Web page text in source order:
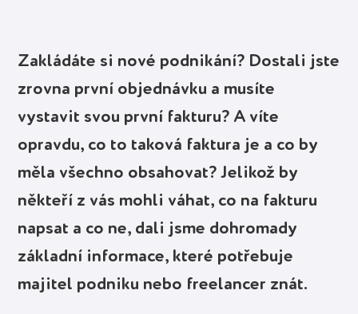
Zakládáte si nové podnikání? Dostali jste
zrovna první objednávku a musíte
vystavit svou první fakturu? A víte
opravdu, co to taková faktura je a co by
měla všechno obsahovat? Jelikož by
někteří z vás mohli váhat, co na fakturu
napsat a co ne, dali jsme dohromady
základní informace, které potřebuje
majitel podniku nebo freelancer znát.